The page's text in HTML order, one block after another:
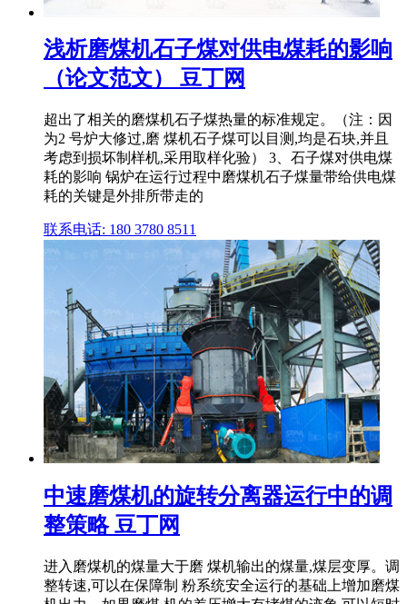
浅析磨煤机石子煤对供电煤耗的影响
（论文范文） 豆丁网
超出了相关的磨煤机石子煤热量的标准规定。（注：因
为2 号炉大修过,磨 煤机石子煤可以目测,均是石块,并且
考虑到损坏制样机,采用取样化验） 3、石子煤对供电煤
耗的影响 锅炉在运行过程中磨煤机石子煤量带给供电煤
耗的关键是外排所带走的
联系电话: 180 3780 8511
中速磨煤机的旋转分离器运行中的调
整策略 豆丁网
进入磨煤机的煤量大于磨 煤机输出的煤量,煤层变厚。调
整转速,可以在保障制 粉系统安全运行的基础上增加磨煤